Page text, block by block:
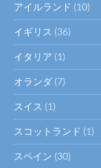
アイルランド (10)
イギリス (36)
イタリア (1)
オランダ (7)
スイス (1)
スコットランド (1)
スペイン (30)